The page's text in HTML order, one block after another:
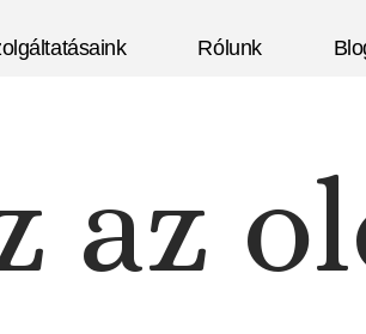
Rólunk
az